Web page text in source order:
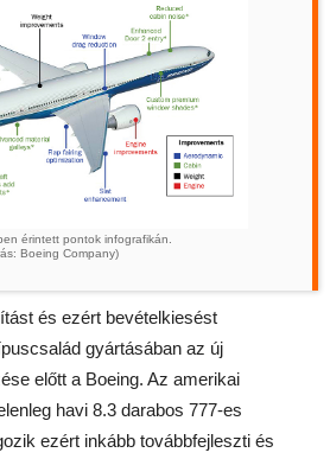
érintett pontok infografikán.
Boeing Company)
és ezért bevételkiesést
gyártásában az új
előtt a Boeing. Az amerikai
havi 8.3 darabos 777-es
ezért inkább továbbfejleszti és